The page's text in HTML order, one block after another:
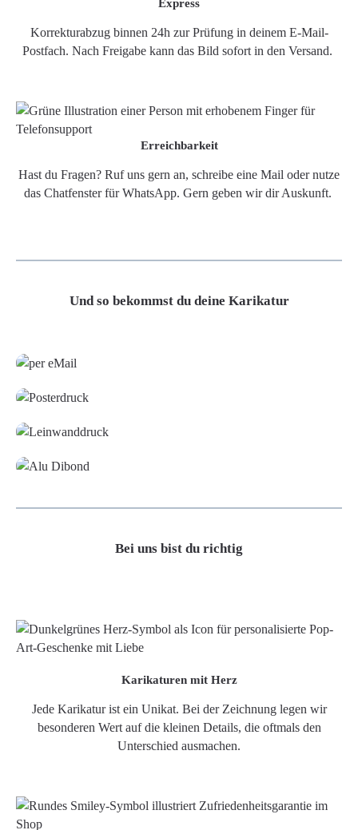
Express
Korrekturabzug binnen 24h zur Prüfung in deinem E-Mail-
Postfach. Nach Freigabe kann das Bild sofort in den Versand.
Erreichbarkeit
Hast du Fragen? Ruf uns gern an, schreibe eine Mail oder nutze
das Chatfenster für WhatsApp. Gern geben wir dir Auskunft.
Und so bekommst du deine Karikatur
Bei uns bist du richtig
Karikaturen mit Herz
Jede Karikatur ist ein Unikat. Bei der Zeichnung legen wir
besonderen Wert auf die kleinen Details, die oftmals den
Unterschied ausmachen.